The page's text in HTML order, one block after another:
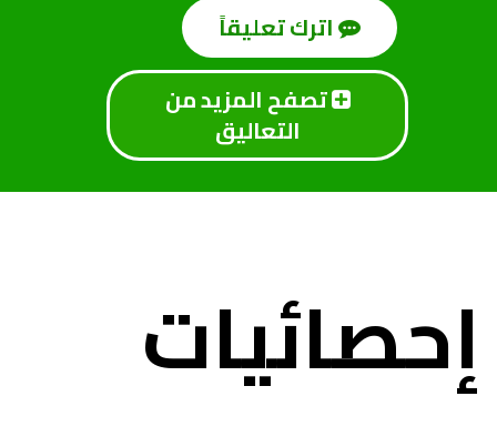
تصفح المزيد من
التعاليق
إحصائيات